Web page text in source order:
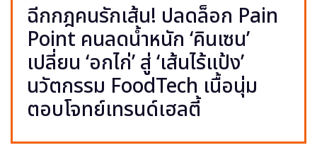
ฉีกกฎคนรักเส้น! ปลดล็อก Pain
Point คนลดน้ำหนัก ‘คินเซน’
เปลี่ยน ‘อกไก่’ สู่ ‘เส้นไร้แป้ง’
นวัตกรรม FoodTech เนื้อนุ่ม
ตอบโจทย์เทรนด์เฮลตี้